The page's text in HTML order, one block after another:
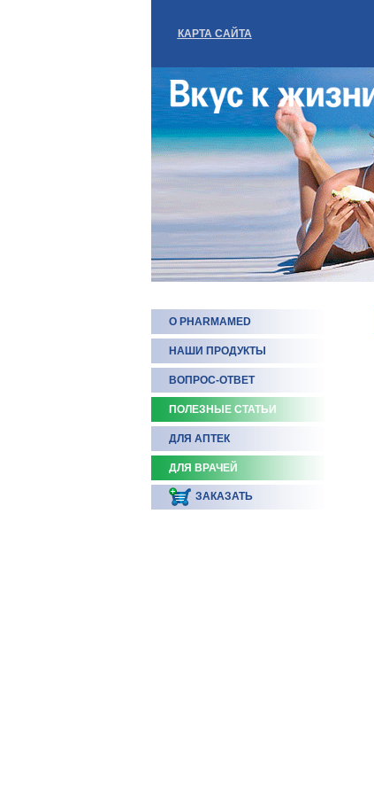
КАРТА САЙТА
О PHARMAMED
НАШИ ПРОДУКТЫ
ВОПРОС-ОТВЕТ
ПОЛЕЗНЫЕ СТАТЬИ
ДЛЯ АПТЕК
ДЛЯ ВРАЧЕЙ
ЗАКАЗАТЬ